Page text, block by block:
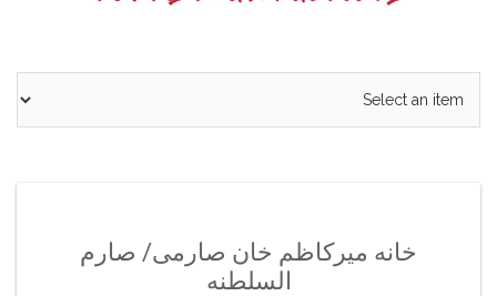
خانه میرکاظم خان صارمی/ صارم
السلطنه